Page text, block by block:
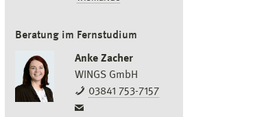
Beratung im Fernstudium
Anke Zacher
WINGS GmbH
03841 753-7157